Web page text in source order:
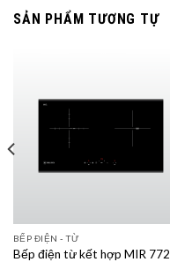
SẢN PHẨM TƯƠNG TỰ
BẾP ĐIỆN - TỪ
Bếp điện từ kết hợp MIR 772